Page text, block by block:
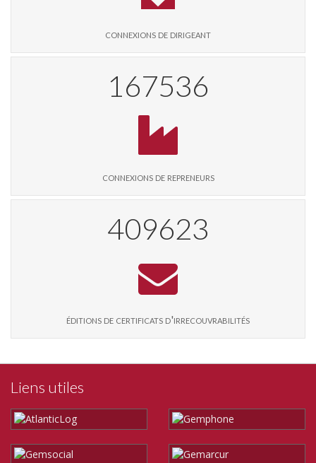
connexions de dirigeant
170496
connexions de repreneurs
416860
éditions de certificats d'irrecouvrabilités
Liens utiles